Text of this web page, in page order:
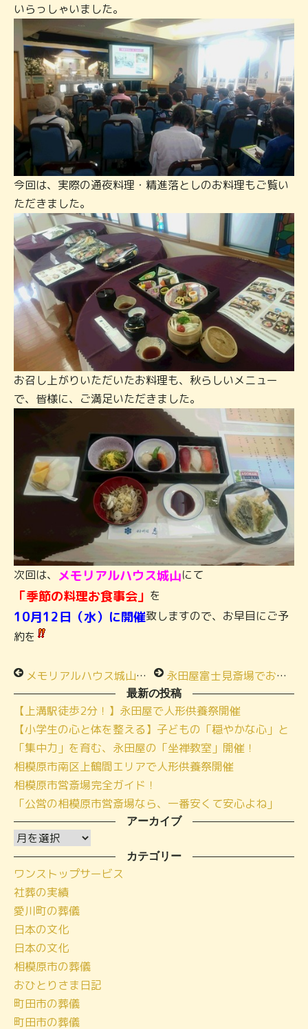
いらっしゃいました。
今回は、実際の通夜料理・精進落としのお料理もご覧い
ただきました。
お召し上がりいただいたお料理も、秋らしいメニュー
で、皆様に、ご満足いただきました。
次回は、 メモリアルハウス城山にて
「季節の料理お食事会」 を
10月12日（水）に開催致しますので、お早目にご予
約を
メモリアルハウス城山にて連日開催！ 永田屋富士見斎場でお食事会開催します！
最新の投稿
【上溝駅徒歩2分！】永田屋で人形供養祭開催
【小学生の心と体を整える】子どもの「穏やかな心」と
「集中力」を育む、永田屋の「坐禅教室」開催！
相模原市南区上鶴間エリアで人形供養祭開催
相模原市営斎場完全ガイド！
「公営の相模原市営斎場なら、一番安くて安心よね」
アーカイブ
ア
ー
カ
イ
ブ
カテゴリー
ワンストップサービス
社葬の実績
愛川町の葬儀
日本の文化
日本の文化
相模原市の葬儀
おひとりさま日記
町田市の葬儀
町田市の葬儀